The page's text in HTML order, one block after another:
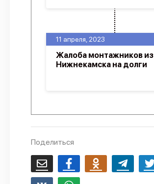
11 апреля, 2023
Жалоба монтажников из
Нижнекамска на долги
Поделиться